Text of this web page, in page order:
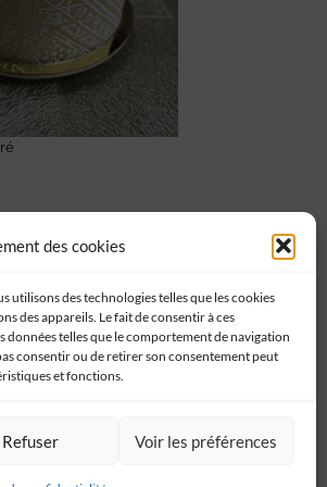
des cookies
utilisons des technologies telles que les cookies
des appareils. Le fait de consentir à ces
telles que le comportement de navigation
consentir ou de retirer son consentement peut
et fonctions.
Refuser Voir les préférences
nous :